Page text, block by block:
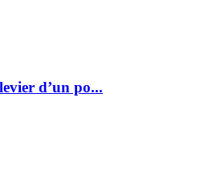
d’un po...